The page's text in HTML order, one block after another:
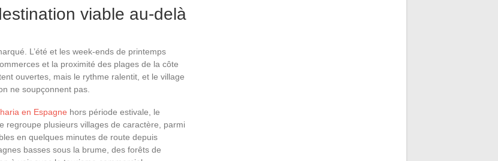
viable au-delà
L’été et les week-ends de printemps
et la proximité des plages de la côte
ouvertes, mais le rythme ralentit, et le village
ne soupçonnent pas.
en Espagne hors période estivale, le
regroupe plusieurs villages de caractère, parmi
en quelques minutes de route depuis
basses sous la brume, des forêts de